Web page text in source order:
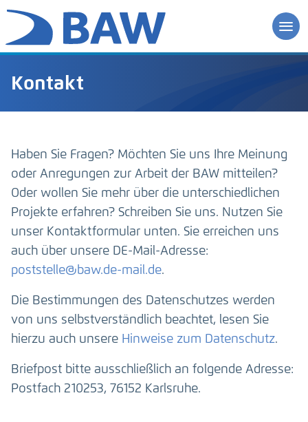
Kontakt
Haben Sie Fragen? Möchten Sie uns Ihre Meinung
oder Anregungen zur Arbeit der BAW mitteilen?
Oder wollen Sie mehr über die unterschiedlichen
Projekte erfahren? Schreiben Sie uns. Nutzen Sie
unser Kontaktformular unten. Sie erreichen uns
auch über unsere DE-Mail-Adresse:
poststelle@baw.de-mail.de.
Die Bestimmungen des Datenschutzes werden
von uns selbstverständlich beachtet, lesen Sie
hierzu auch unsere Hinweise zum Datenschutz.
Briefpost bitte ausschließlich an folgende Adresse:
Postfach 210253, 76152 Karlsruhe.